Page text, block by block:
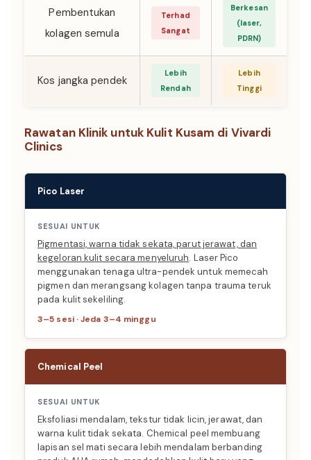
Pembentukan
kolagen semula
Terhad
Sangat
Berkesan
(laser,
PDRN)
Kos jangka pendek
Lebih
Rendah
Lebih
Tinggi
Rawatan Klinik untuk Kulit Kusam di Vivardi
Clinics
Pico Laser
SESUAI UNTUK
Pigmentasi, warna tidak sekata, parut jerawat, dan
kegeloran kulit secara menyeluruh. Laser Pico
menggunakan tenaga ultra-pendek untuk memecah
pigmen dan merangsang kolagen tanpa trauma teruk
pada kulit sekeliling.
3–5 sesi · Jeda 3–4 minggu
Chemical Peel
SESUAI UNTUK
Eksfoliasi mendalam, tekstur tidak licin, jerawat, dan
warna kulit tidak sekata. Chemical peel membuang
lapisan sel mati secara lebih mendalam berbanding